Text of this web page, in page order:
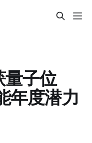
量子位
年度潜力